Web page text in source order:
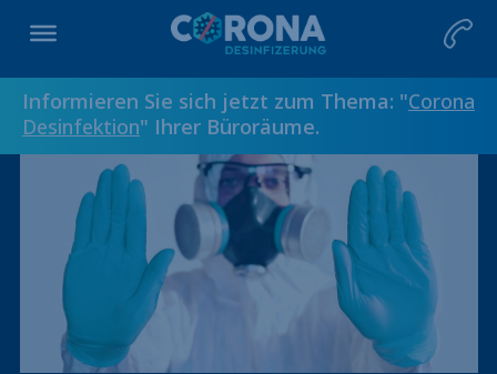
Informieren Sie sich jetzt zum Thema: "Corona
Desinfektion" Ihrer Büroräume.